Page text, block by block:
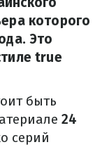
которого
Это
true
быть
24
серий